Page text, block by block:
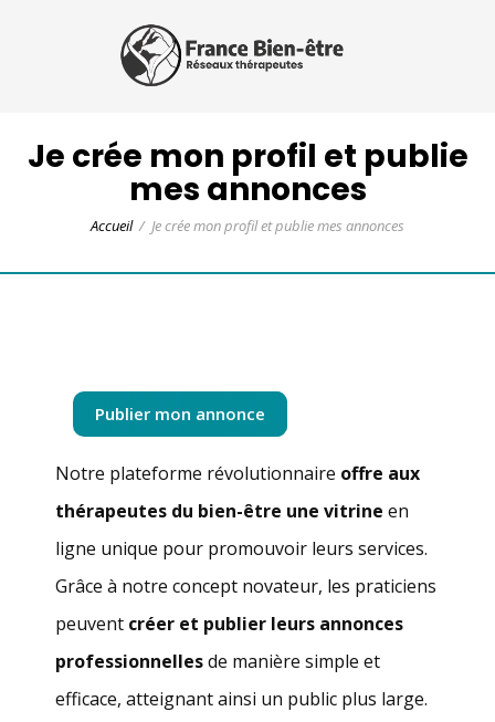
Je crée mon profil et publie
mes annonces
Accueil Je crée mon profil et publie mes annonces
Publier mon annonce
Notre plateforme révolutionnaire offre aux
thérapeutes du bien-être une vitrine en
ligne unique pour promouvoir leurs services.
Grâce à notre concept novateur, les praticiens
peuvent créer et publier leurs annonces
professionnellesde manière simple et
efficace, atteignant ainsi un public plus large.